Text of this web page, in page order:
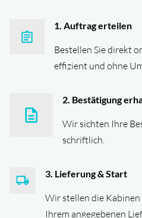
1. Auftrag erteilen
Bestellen Sie direkt
effizient und ohne
2. Bestätigung
Wir sichten Ihre
schriftlich.
3. Lieferung & Start
Wir stellen die
Ihrem angegebenen